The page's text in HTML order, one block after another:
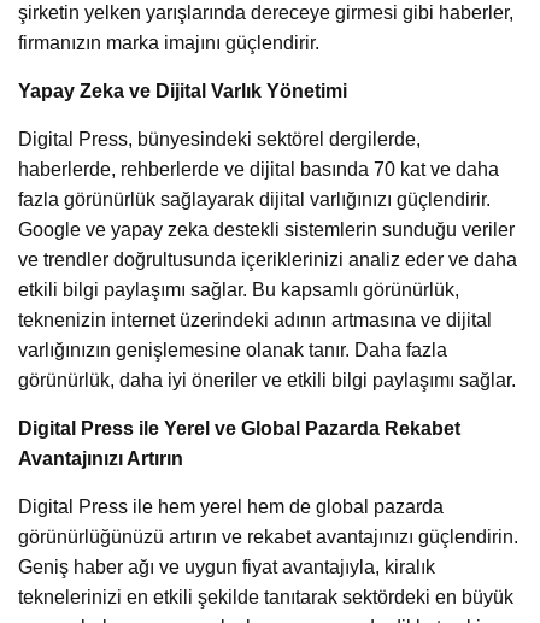
şirketin yelken yarışlarında dereceye girmesi gibi haberler,
firmanızın marka imajını güçlendirir.
Yapay Zeka ve Dijital Varlık Yönetimi
Digital Press, bünyesindeki sektörel dergilerde,
haberlerde, rehberlerde ve dijital basında 70 kat ve daha
fazla görünürlük sağlayarak dijital varlığınızı güçlendirir.
Google ve yapay zeka destekli sistemlerin sunduğu veriler
ve trendler doğrultusunda içeriklerinizi analiz eder ve daha
etkili bilgi paylaşımı sağlar. Bu kapsamlı görünürlük,
teknenizin internet üzerindeki adının artmasına ve dijital
varlığınızın genişlemesine olanak tanır. Daha fazla
görünürlük, daha iyi öneriler ve etkili bilgi paylaşımı sağlar.
Digital Press ile Yerel ve Global Pazarda Rekabet
Avantajınızı Artırın
Digital Press ile hem yerel hem de global pazarda
görünürlüğünüzü artırın ve rekabet avantajınızı güçlendirin.
Geniş haber ağı ve uygun fiyat avantajıyla, kiralık
teknelerinizi en etkili şekilde tanıtarak sektördeki en büyük